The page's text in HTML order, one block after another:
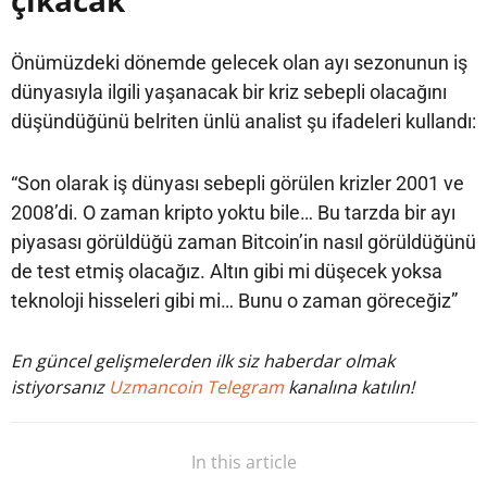
Önümüzdeki dönemde gelecek olan ayı sezonunun iş
dünyasıyla ilgili yaşanacak bir kriz sebepli olacağını
düşündüğünü belriten ünlü analist şu ifadeleri kullandı:
“Son olarak iş dünyası sebepli görülen krizler 2001 ve
2008’di. O zaman kripto yoktu bile… Bu tarzda bir ayı
piyasası görüldüğü zaman Bitcoin’in nasıl görüldüğünü
de test etmiş olacağız. Altın gibi mi düşecek yoksa
teknoloji hisseleri gibi mi… Bunu o zaman göreceğiz”
En güncel gelişmelerden ilk siz haberdar olmak
istiyorsanız Uzmancoin Telegram kanalına katılın!
In this article